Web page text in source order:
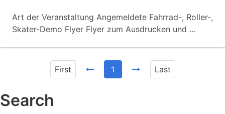
Art der Veranstaltung Angemeldete Fahrrad-, Roller-,
Skater-Demo Flyer Flyer zum Ausdrucken und …
First 1 Last
Search